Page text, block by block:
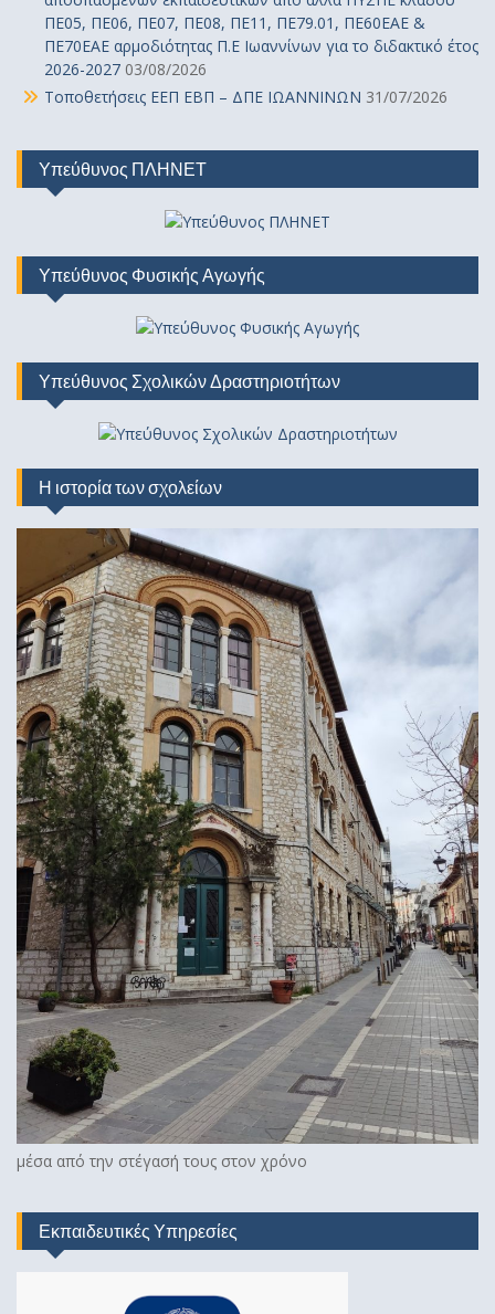
ΠΕ05, ΠΕ06, ΠΕ07, ΠΕ08, ΠΕ11, ΠΕ79.01, ΠΕ60ΕΑΕ &
ΠΕ70ΕΑΕ αρμοδιότητας Π.Ε Ιωαννίνων για το διδακτικό έτος
2026-2027 03/08/2026
Τοποθετήσεις ΕΕΠ ΕΒΠ – ΔΠΕ ΙΩΑΝΝΙΝΩΝ 31/07/2026
Υπεύθυνος ΠΛΗΝΕΤ
Υπεύθυνος Φυσικής Αγωγής
Υπεύθυνος Σχολικών Δραστηριοτήτων
Η ιστορία των σχολείων
μέσα από την στέγασή τους στον χρόνο
Εκπαιδευτικές Υπηρεσίες